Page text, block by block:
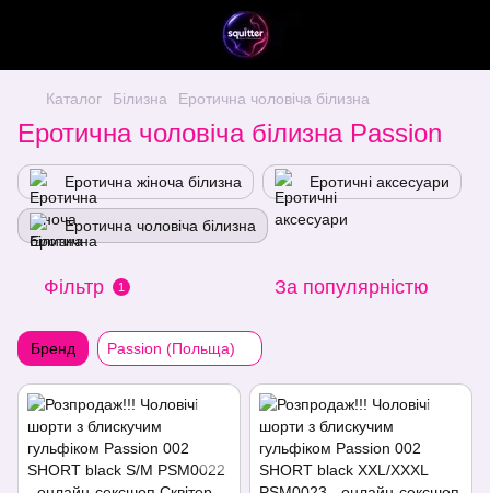
Каталог Білизна Еротична чоловіча білизна
Еротична чоловіча білизна Passion
Еротична жіноча білизна Еротичні аксесуари
Еротична чоловіча білизна
Фільтр 1 За популярністю
Бренд Passion (Польща)